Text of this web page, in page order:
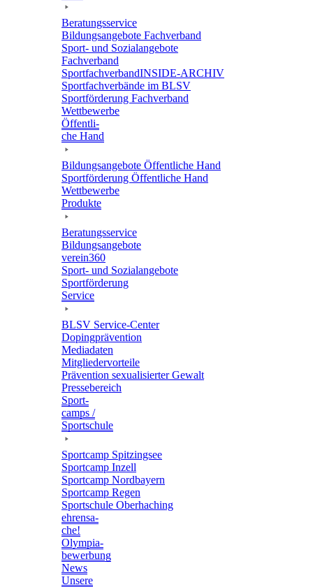
Bera­tungs­ser­vice
Bildungs­an­ge­bote Fachverband
Sport- und Sozi­al­an­ge­bote
Fachverband
Sport­fach­ver­ban­d­IN­SIDE-ARCHIV
Sport­fach­ver­bände im BLSV
Sport­för­de­rung Fachverband
Wett­be­werbe
Öffent­li­
che Hand
Bildungs­an­ge­bote Öffent­li­che Hand
Sport­för­de­rung Öffent­li­che Hand
Wett­be­werbe
Produkte
Bera­tungs­ser­vice
Bildungs­an­ge­bote
verein360
Sport- und Sozialangebote
Sport­för­de­rung
Service
BLSV Service-Center
Doping­prä­ven­tion
Media­da­ten
Mitglie­der­vor­teile
Präven­tion sexua­li­sier­ter Gewalt
Pres­se­be­reich
Sport­
camps /
Sportschule
Sport­camp Spitzingsee
Sport­camp Inzell
Sport­camp Nordbayern
Sport­camp Regen
Sport­schule Oberhaching
ehren­sa­
che!
Olym­pia­
be­wer­bung
News
Unsere